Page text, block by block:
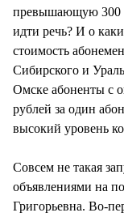
превышающую 300
идти речь? И о
стоимость
Сибирского и
Омске абоненты с
рублей за один
высокий уровень
Совсем не такая
объявлениями на
Григорьевна. Во-